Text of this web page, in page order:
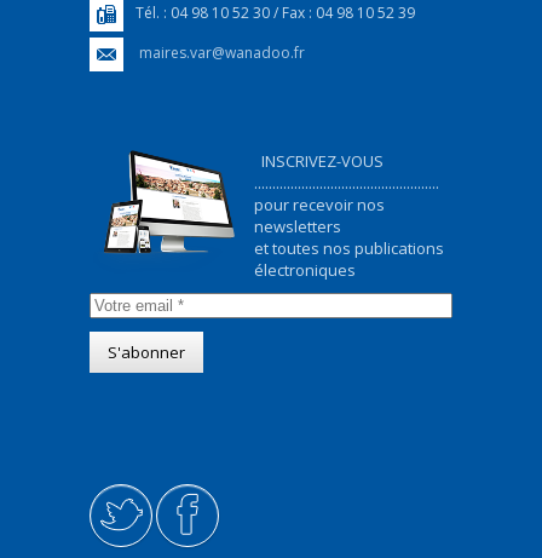
Tél. : 04 98 10 52 30 / Fax : 04 98 10 52 39
maires.var@wanadoo.fr
INSCRIVEZ-VOUS
...................................................
pour recevoir nos
newsletters
et toutes nos publications
électroniques